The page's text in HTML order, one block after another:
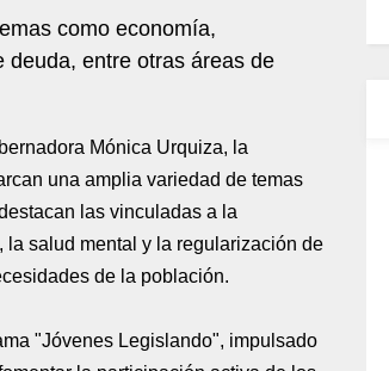
como economía,
deuda, entre otras áreas de
Mónica Urquiza, la
una amplia variedad de temas
las vinculadas a la
salud mental y la regularización de
de la población.
"Jóvenes Legislando", impulsado